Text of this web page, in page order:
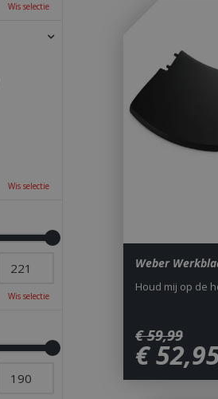
Weber
€ 59,99
€52,
Houd mij op de
Wis selectie
Wis selectie
Wis selectie